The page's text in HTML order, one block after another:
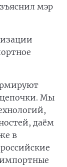
мэр
цепочки. Мы
даём
в